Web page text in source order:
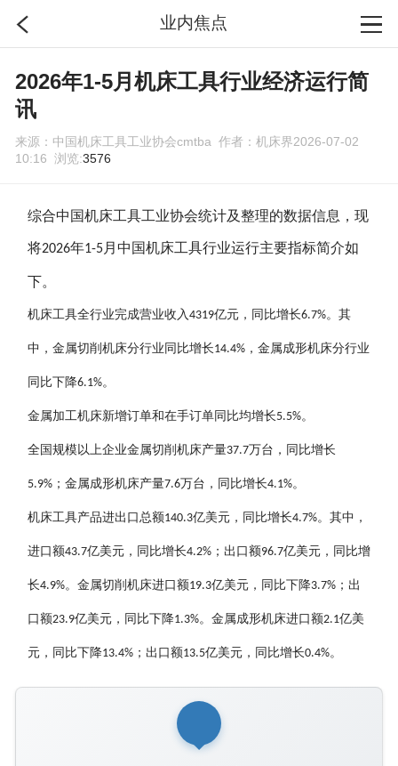
业内焦点
首页
2026年1-5月机床工具行业经济运行简
讯
来源：中国机床工具工业协会cmtba 作者：机床界2026-07-02
10:16 浏览:3576
综合中国机床工具工业协会统计及整理的数据信息，现
将2026年1-5月中国机床工具行业运行主要指标简介如
下。
机床工具全行业完成营业收入4319亿元，同比增长6.7%。其
中，金属切削机床分行业同比增长14.4%，金属成形机床分行业
同比下降6.1%。
金属加工机床新增订单和在手订单同比均增长5.5%。
全国规模以上企业金属切削机床产量37.7万台，同比增长
5.9%；金属成形机床产量7.6万台，同比增长4.1%。
机床工具产品进出口总额140.3亿美元，同比增长4.7%。其中，
进口额43.7亿美元，同比增长4.2%；出口额96.7亿美元，同比增
长4.9%。金属切削机床进口额19.3亿美元，同比下降3.7%；出
口额23.9亿美元，同比下降1.3%。金属成形机床进口额2.1亿美
元，同比下降13.4%；出口额13.5亿美元，同比增长0.4%。